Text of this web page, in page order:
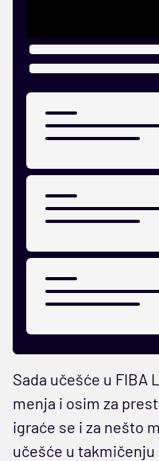
Sada učešće u FIBA
menja i osim za
igraće se i za nešto
učešće u